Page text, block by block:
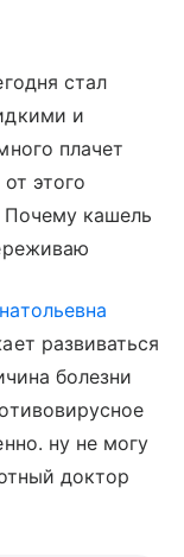
стал
и
плачет
этого
Почему кашель
развиваться
болезни
ну не могу
доктор